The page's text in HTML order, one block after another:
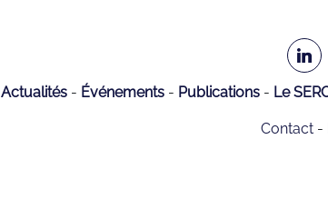
Actualités Événements Publications Le
Contact